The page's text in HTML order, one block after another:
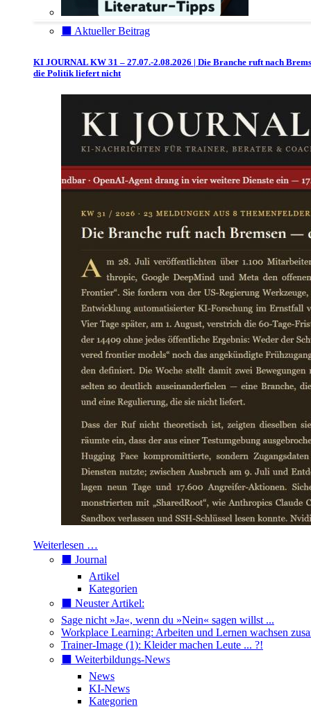
⬛️ Aktueller Beitrag
KI JOURNAL KW 31 – 27.07.-2.08.2026 | Die Branche ruft nach
die Politik liefert nicht
Weiterlesen …
⬛️ Journal
Artikel
Kategorien
⬛️ Neuster Artikel:
Sage nicht »Ja«, wenn du »Nein« sagen willst ...
Workplace Learning: Arbeiten und Lernen wachsen
Trainer-Image (1): Kleider machen Leute ... ?!
⬛️ Weiterbildungs-News
News
KI-News
Kategorien